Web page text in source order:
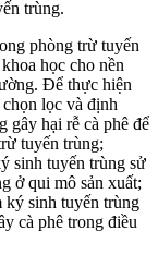
trùng.
phòng trừ tuyến
học cho nền
Để thực hiện
lọc và định
gây hại rễ cà phê để
tuyến trùng;
sinh tuyến trùng sử
ở qui mô sản xuất;
ký sinh tuyến trùng
cà phê trong điều